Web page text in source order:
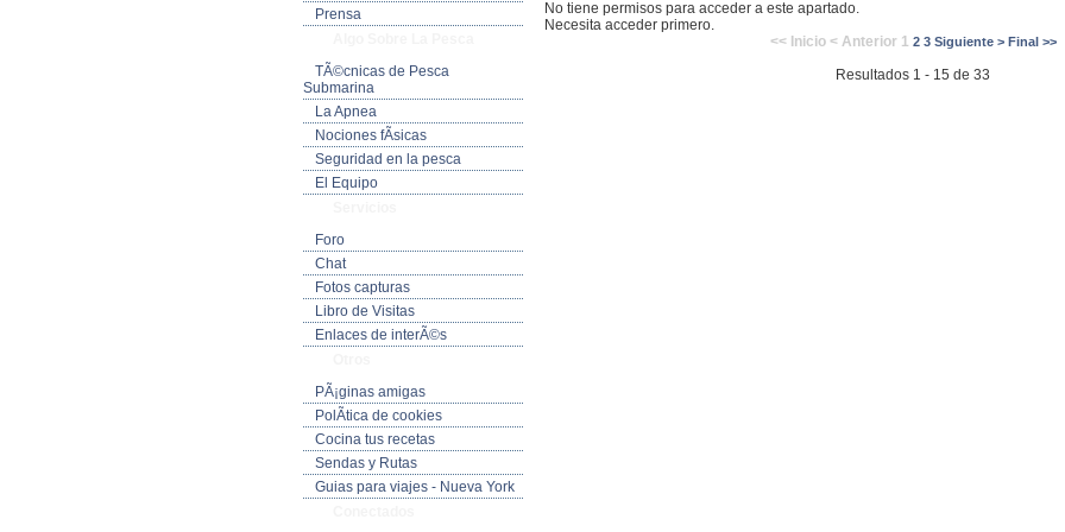
Prensa
TÃ©cnicas de Pesca
Submarina
La Apnea
Nociones fÃ­sicas
Seguridad en la pesca
El Equipo
Foro
Chat
Fotos capturas
Libro de Visitas
Enlaces de interÃ©s
PÃ¡ginas amigas
PolÃ­tica de cookies
Cocina tus recetas
Sendas y Rutas
Guias para viajes - Nueva York
No tiene permisos para acceder a este apartado.
Necesita acceder primero.
<< Inicio < Anterior 1 2 3 Siguiente > Final >>
Resultados 1 - 15 de 33